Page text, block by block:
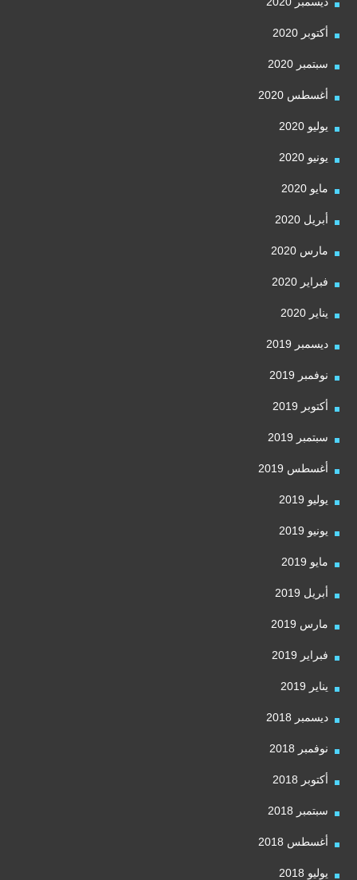
أكتوبر 2020
سبتمبر 2020
أغسطس 2020
يوليو 2020
يونيو 2020
مايو 2020
أبريل 2020
مارس 2020
فبراير 2020
يناير 2020
ديسمبر 2019
نوفمبر 2019
أكتوبر 2019
سبتمبر 2019
أغسطس 2019
يوليو 2019
يونيو 2019
مايو 2019
أبريل 2019
مارس 2019
فبراير 2019
يناير 2019
ديسمبر 2018
نوفمبر 2018
أكتوبر 2018
سبتمبر 2018
أغسطس 2018
يوليو 2018